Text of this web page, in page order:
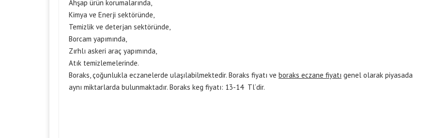
Ahşap ürün korumalarında,
Kimya ve Enerji sektöründe,
Temizlik ve deterjan sektöründe,
Borcam yapımında,
Zırhlı askeri araç yapımında,
Atık temizlemelerinde.
Boraks, çoğunlukla eczanelerde ulaşılabilmektedir. Boraks fiyatı ve boraks eczane fiyatı genel olarak piyasada
aynı miktarlarda bulunmaktadır. Boraks keg fiyatı: 13-14 Tl‘dir.